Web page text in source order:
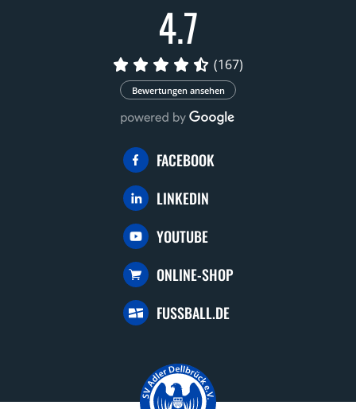
4.7
(167)
Bewertungen ansehen
FACEBOOK
LINKEDIN
YOUTUBE
ONLINE-SHOP
FUSSBALL.DE